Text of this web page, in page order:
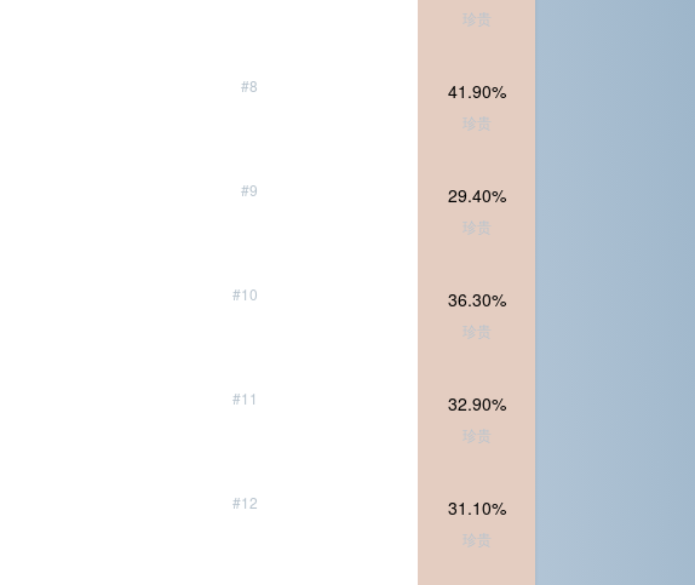
珍贵
#8 41.90%
珍贵
#9 29.40%
珍贵
#10 36.30%
珍贵
#11 32.90%
珍贵
#12 31.10%
珍贵